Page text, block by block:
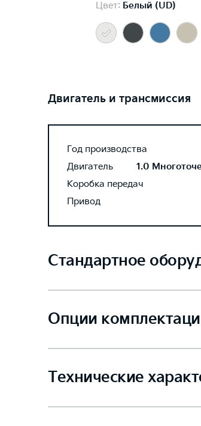
Цвет: Белый (UD)
Двигатель и трансмиссия
Год производства
Двигатель
1.0
Коробка передач
Привод
Стандартное
Опции
Технические